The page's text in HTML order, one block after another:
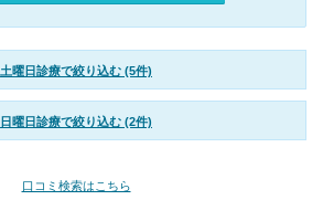
土曜日診療で絞り込む (5件)
日曜日診療で絞り込む (2件)
口コミ検索はこちら